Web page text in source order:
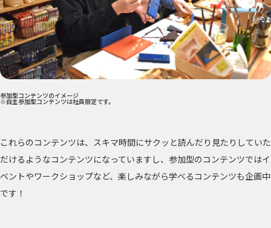
参加型コンテンツのイメージ
※自主参加型コンテンツは社員限定です。
これらのコンテンツは、スキマ時間にサクッと読んだり見たりしていた
だけるようなコンテンツになっていますし、参加型のコンテンツではイ
ベントやワークショップなど、楽しみながら学べるコンテンツも企画中
です！